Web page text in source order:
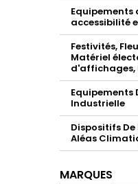
Equipements
accessibilité
Festivités,
Matériel
d'affichages,
Equipements
Industrielle
Dispositifs
Aléas
MARQUES